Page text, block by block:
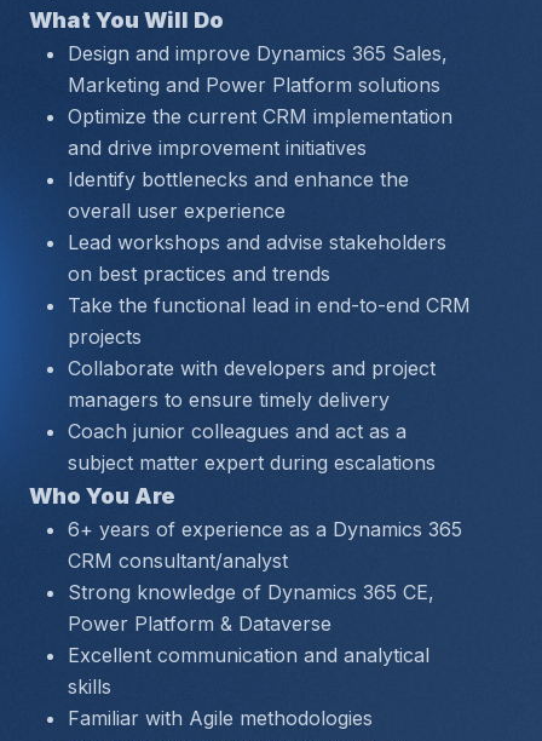
What You Will Do
Design and improve Dynamics 365 Sales,
Marketing and Power Platform solutions
Optimize the current CRM implementation
and drive improvement initiatives
Identify bottlenecks and enhance the
overall user experience
Lead workshops and advise stakeholders
on best practices and trends
Take the functional lead in end-to-end CRM
projects
Collaborate with developers and project
managers to ensure timely delivery
Coach junior colleagues and act as a
subject matter expert during escalations
Who You Are
6+ years of experience as a Dynamics 365
CRM consultant/analyst
Strong knowledge of Dynamics 365 CE,
Power Platform & Dataverse
Excellent communication and analytical
skills
Familiar with Agile methodologies